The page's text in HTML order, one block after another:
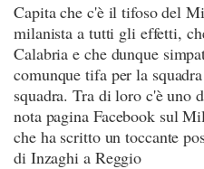
Capita che c'è il tifoso del
milanista a tutti gli effetti,
Calabria e che dunque
comunque tifa per la
squadra. Tra di loro c'è uno
nota pagina Facebook sul
che ha scritto un toccante
di Inzaghi a Reggio